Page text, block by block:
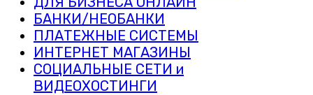
БАНКИ/НЕОБАНКИ
ПЛАТЕЖНЫЕ СИСТЕМЫ
ИНТЕРНЕТ МАГАЗИНЫ
СОЦИАЛЬНЫЕ СЕТИ и
ВИДЕОХОСТИНГИ